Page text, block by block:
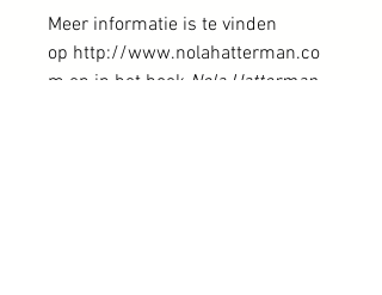
Meer informatie is te vinden
op http://www.nolahatterman.co
m en in het boek Nola Hatterman,